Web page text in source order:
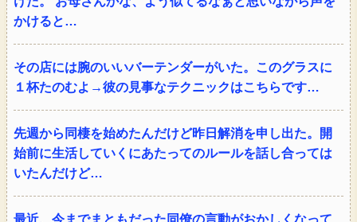
かけると…
その店には腕のいいバーテンダーがいた。このグラスに
１杯たのむよ→彼の見事なテクニックはこちらです…
先週から同棲を始めたんだけど昨日解消を申し出た。開
始前に生活していくにあたってのルールを話し合っては
いたんだけど…
最近、今までまともだった同僚の言動がおかしくなって